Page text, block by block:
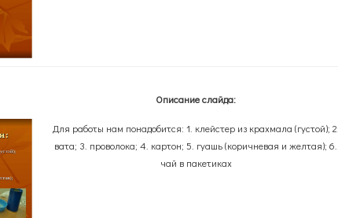
Описание слайда:
Для работы нам понадобится: 1. клейстер из крахмала (густой); 2.
вата; 3. проволока; 4. картон; 5. гуашь (коричневая и желтая); 6.
чай в пакетиках